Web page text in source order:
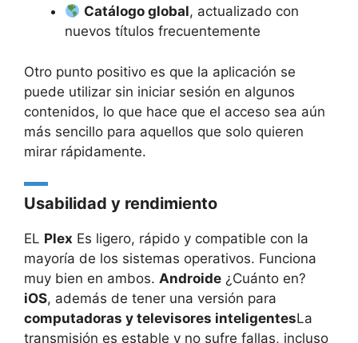
Catálogo global, actualizado con
nuevos títulos frecuentemente
Otro punto positivo es que la aplicación se
puede utilizar sin iniciar sesión en algunos
contenidos, lo que hace que el acceso sea aún
más sencillo para aquellos que solo quieren
mirar rápidamente.
Usabilidad y rendimiento
EL Plex Es ligero, rápido y compatible con la
mayoría de los sistemas operativos. Funciona
muy bien en ambos. Androide ¿Cuánto en?
iOS, además de tener una versión para
computadoras y televisores inteligentesLa
transmisión es estable y no sufre fallas, incluso